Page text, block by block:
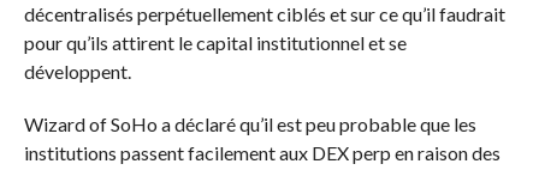
décentralisés perpétuellement ciblés et sur ce qu’il faudrait
pour qu’ils attirent le capital institutionnel et se
développent.
Wizard of SoHo a déclaré qu’il est peu probable que les
institutions passent facilement aux DEX perp en raison des